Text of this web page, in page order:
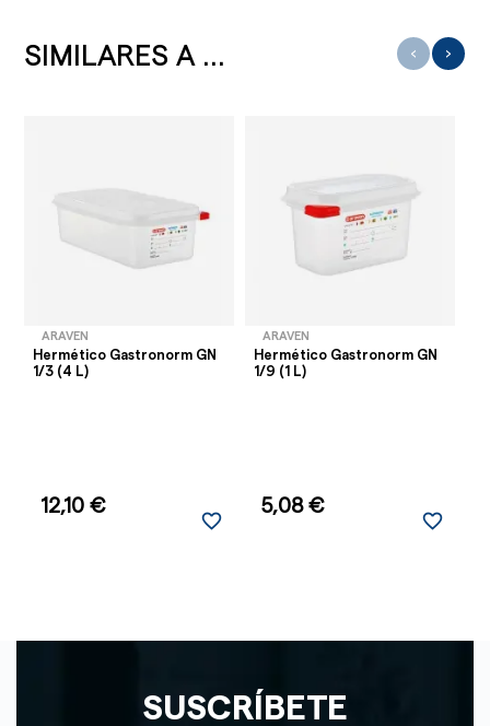
SIMILARES A ...
ARAVEN
Hermético Gastronorm GN
1/3 (4 L)
12,10 €
favorite_border
ARAVEN
Hermético Gastronorm GN
1/9 (1 L)
5,08 €
favorite_border
‹ ›
SUSCRÍBETE